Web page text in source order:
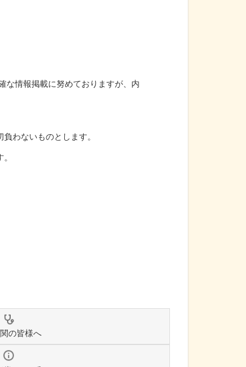
な情報掲載に努めておりますが、内
わないものとします。
の皆様へ